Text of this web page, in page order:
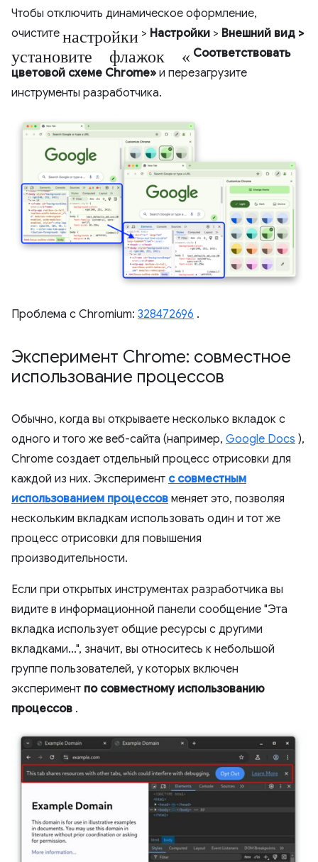
Чтобы отключить динамическое оформление,
очистите настройки > Настройки > Внешний вид >
установите флажок « Соответствовать
цветовой схеме Chrome» и перезагрузите
инструменты разработчика.
Проблема с Chromium: 328472696 .
Эксперимент Chrome: совместное
использование процессов
Обычно, когда вы открываете несколько вкладок с
одного и того же веб-сайта (например, Google Docs ),
Chrome создает отдельный процесс отрисовки для
каждой из них. Эксперимент с совместным
использованием процессов меняет это, позволяя
нескольким вкладкам использовать один и тот же
процесс отрисовки для повышения
производительности.
Если при открытых инструментах разработчика вы
видите в информационной панели сообщение "Эта
вкладка использует общие ресурсы с другими
вкладками...", значит, вы относитесь к небольшой
группе пользователей, у которых включен
эксперимент по совместному использованию
процессов .